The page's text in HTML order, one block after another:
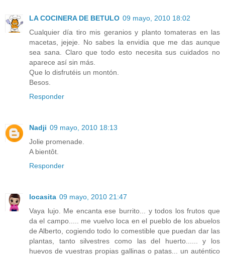
LA COCINERA DE BETULO 09 mayo, 2010 18:02
Cualquier día tiro mis geranios y planto tomateras en las
macetas, jejeje. No sabes la envidia que me das aunque
sea sana. Claro que todo esto necesita sus cuidados no
aparece así sin más.
Que lo disfrutéis un montón.
Besos.
Responder
Nadji 09 mayo, 2010 18:13
Jolie promenade.
A bientôt.
Responder
locasita 09 mayo, 2010 21:47
Vaya lujo. Me encanta ese burrito... y todos los frutos que
da el campo..... me vuelvo loca en el pueblo de los abuelos
de Alberto, cogiendo todo lo comestible que puedan dar las
plantas, tanto silvestres como las del huerto...... y los
huevos de vuestras propias gallinas o patas... un auténtico